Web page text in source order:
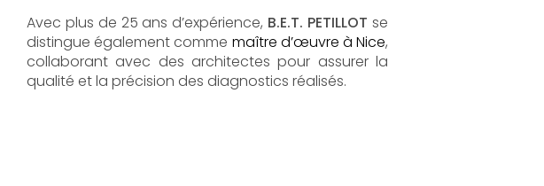
Avec plus de 25 ans d’expérience, B.E.T. PETILLOT se
distingue également comme maître d’œuvre à Nice,
collaborant avec des architectes pour assurer la
qualité et la précision des diagnostics réalisés.